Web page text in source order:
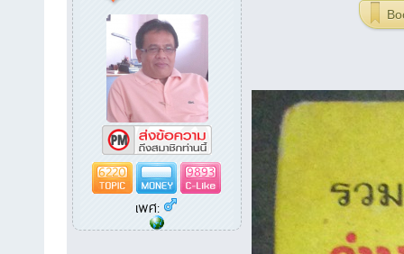
6220
9893
เพศ: